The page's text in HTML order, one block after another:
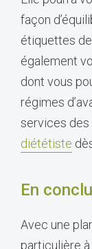
façon
étiquettes
également
dont vous
régimes
services des
diététiste
En
Avec une
particulière